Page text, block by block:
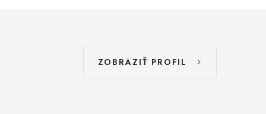
ZOBRAZIŤ PROFIL